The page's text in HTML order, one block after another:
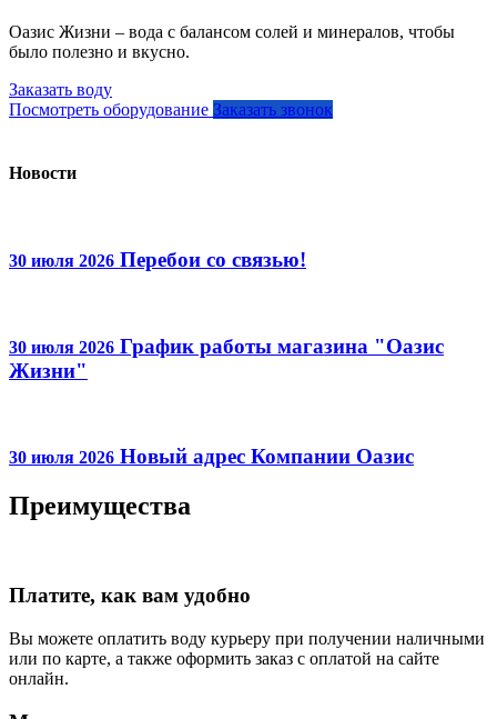
Оазис Жизни – вода с балансом солей и минералов, чтобы
было полезно и вкусно.
Заказать воду
Посмотреть оборудование Заказать звонок
Новости
30 июля 2026 Перебои со связью!
30 июля 2026 График работы магазина "Оазис
Жизни"
30 июля 2026 Новый адрес Компании Оазис
Преимущества
Платите, как вам удобно
Вы можете оплатить воду курьеру при получении наличными
или по карте, а также оформить заказ с оплатой на сайте
онлайн.